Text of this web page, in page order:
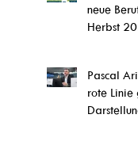
neue
Herbst
Pascal
rote Linie